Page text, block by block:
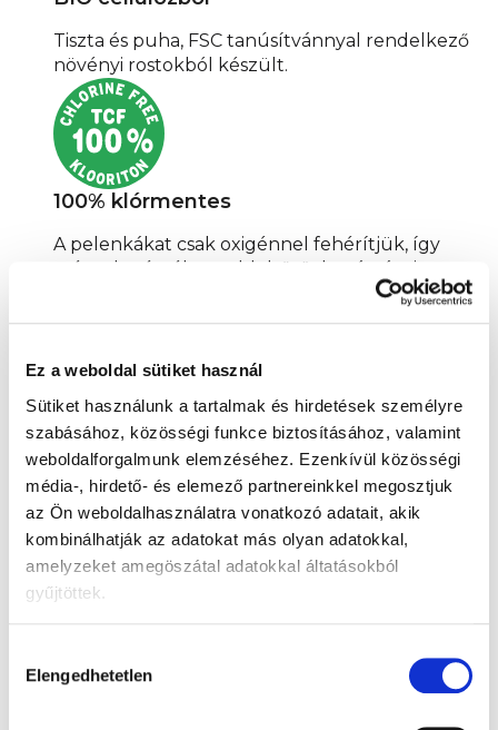
Ez a weboldal sütiket használ
Sütiket használunk a tartalmak és hirdetések személyre
szabásához, közösségi funkce biztosításához, valamint
weboldalforgalmunk elemzéséhez. Ezenkívül közösségi
média-, hirdető- és elemező partnereinkkel megosztjuk
az Ön weboldalhasználatra vonatkozó adatait, akik
kombinálhatják az adatokat más olyan adatokkal,
amelyzeket amegöszátal adatokkal áltatásokból
gyűjtöttek.
kiválasztása
Elengedhetetlen
Tiszta és puha, FSC tanúsítvánnyal rendelkező
növényi rostokból készült.
100% klórmentes
A pelenkákat csak oxigénnel fehérítjük, így
még a legérzékenyebb bőrűek számára is
Miből készülnek a Moomin Baby pelenkák?
Mit tartalmaznak?
A pelenkáinkban használt fő nedvszívó anyag tiszta,
100%-ban finn erdőkből származó, FSC
tanúsítvánnyal rendelkező cellulóz. Az általunk
használt cellulóz oxigénnel fehérített, így 100%-
ban klórmentes. A nedvszívó mag nem szőtt
anyaggal van bevonva, amely vízáteresztő és
taszító tulajdonságokkal rendelkezik. Az
cellulózzal. Az általunk használt szuperabszorbens
egy teljesen bevált, biztonságos és allergiatesztelt